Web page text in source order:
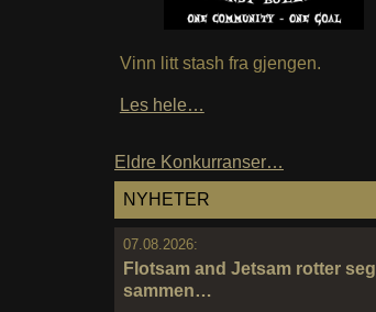
Vinn litt stash fra gjengen.
Les hele…
Eldre Konkurranser…
NYHETER
07.08.2026:
Flotsam and Jetsam rotter seg
sammen…